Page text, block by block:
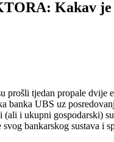
Kakav
tjedan propale
banka UBS uz
i ukupni gospodarski)
bankarskog sustava i